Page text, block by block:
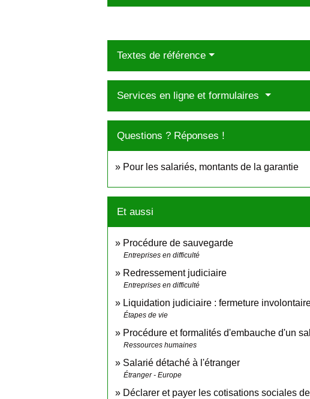
Textes de référence
Services en ligne et formulaires
Questions ? Réponses !
Pour les salariés, montants de la garantie
Et aussi
Procédure de sauvegarde
Entreprises en difficulté
Redressement judiciaire
Entreprises en difficulté
Liquidation judiciaire : fermeture
Étapes de vie
Procédure et formalités d'embauche d'un
Ressources humaines
Salarié détaché à l'étranger
Étranger - Europe
Déclarer et payer les cotisations sociales